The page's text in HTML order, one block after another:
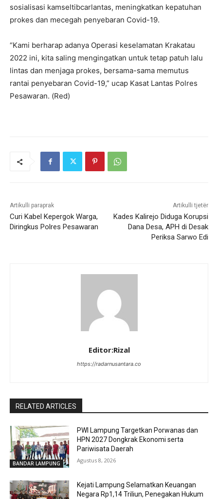
sosialisasi kamseltibcarlantas, meningkatkan kepatuhan
prokes dan mecegah penyebaran Covid-19.
“Kami berharap adanya Operasi keselamatan Krakatau
2022 ini, kita saling mengingatkan untuk tetap patuh lalu
lintas dan menjaga prokes, bersama-sama memutus
rantai penyebaran Covid-19,” ucap Kasat Lantas Polres
Pesawaran. (Red)
Artikulli paraprak
Curi Kabel Kepergok Warga,
Diringkus Polres Pesawaran
Artikulli tjetër
Kades Kalirejo Diduga Korupsi
Dana Desa, APH di Desak
Periksa Sarwo Edi
Editor:Rizal
https://radarnusantara.co
RELATED ARTICLES
BANDAR LAMPUNG
PWI Lampung Targetkan Porwanas dan
HPN 2027 Dongkrak Ekonomi serta
Pariwisata Daerah
Agustus 8, 2026
Kejati Lampung Selamatkan Keuangan
Negara Rp1,14 Triliun, Penegakan Hukum